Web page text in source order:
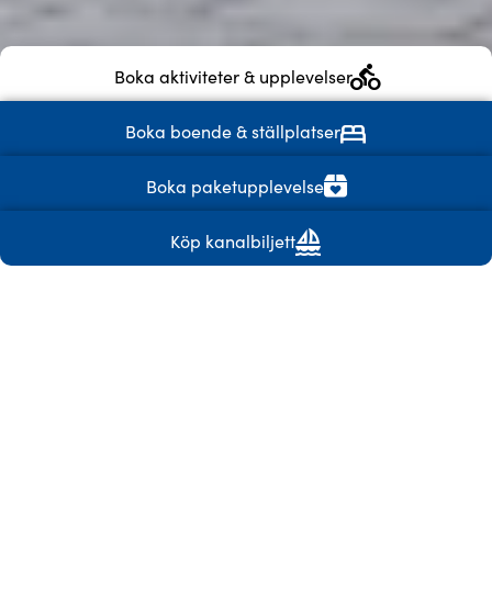
Boka aktiviteter & upplevelser
Boka boende & ställplatser
Boka paketupplevelse
Köp kanalbiljett